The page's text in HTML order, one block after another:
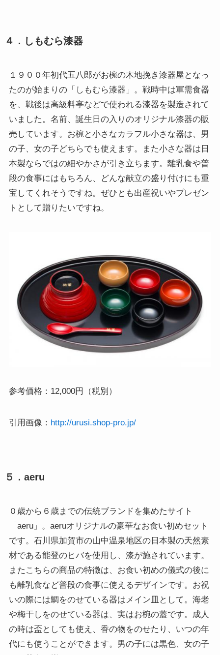
４．しもむら漆器
１９００年初代五八郎がお椀の木地挽き漆器屋となっ
たのが始まりの「しもむら漆器」。戦時中は軍需食器
を、戦後は高級料亭などで使われる漆器を製造されて
いました。名前、誕生日の入りのオリジナル漆器の販
売しています。お椀と小さなカラフル小さな器は、男
の子、女の子どちらでも使えます。また小さな器は日
本製ならではの細やかさが引き立ちます。離乳食や普
段の食事にはもちろん、どんな献立の盛り付けにも重
宝してくれそうですね。ぜひとも出産祝いやプレゼン
トとして贈りたいですね。
参考価格：12,000円（税別）
引用画像： http://urusi.shop-pro.jp/
５．aeru
０歳から６歳までの伝統ブランドを集めたサイト
「aeru」。aeruオリジナルの豪華なお食い初めセット
です。石川県加賀市の山中温泉地区の日本製の天然素
材である能登のヒバを使用し、漆が施されています。
またこちらの商品の特徴は、お食い初めの儀式の後に
も離乳食など普段の食事に使えるデザインです。お祝
いの際には鯛をのせている器はメイン皿として。海老
や梅干しをのせている器は、実はお椀の蓋です。成人
の時は盃としても使え、香の物をのせたり、いつの年
代にも使うことができます。男の子には黒色、女の子